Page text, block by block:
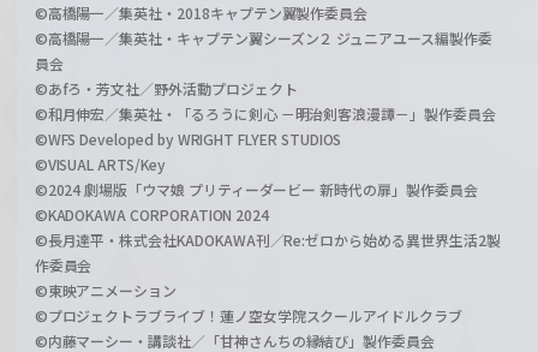
©高橋陽一／集英社・2018キャプテン翼製作委員会
©高橋陽一／集英社・キャプテン翼シーズン２ ジュニアユース編製作委
員会
©あfろ・芳文社／野外活動プロジェクト
©和月伸宏／集英社・「るろうに剣心 －明治剣客浪漫譚－」製作委員会
©WFS Developed by WRIGHT FLYER STUDIOS
©VISUAL ARTS/Key
©2024 劇場版「ウマ娘 プリティーダービー 新時代の扉」製作委員会
©KADOKAWA CORPORATION 2024
©長月達平・株式会社KADOKAWA刊／Re:ゼロから始める異世界生活2製
作委員会
©東映アニメーション
©プロジェクトラブライブ！蓮ノ空女学院スクールアイドルクラブ
©内藤マーシー・講談社／「甘神さんちの縁結び」製作委員会